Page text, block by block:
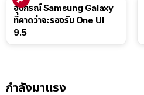
อุปกรณ์ Samsung Galaxy
ที่คาดว่าจะรองรับ One UI
9.5
กำลังมาแรง